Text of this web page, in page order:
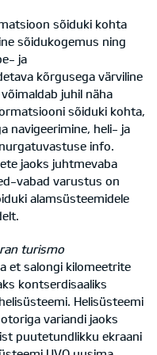
sõiduki kohta
sõidukogemus ning
ja
kõrgusega värviline
juhil näha
sõiduki kohta,
navigeerimine, heli- ja
info.
jaoks juhtmevaba
vabad varustus on
alamsüsteemidele
turismo
et salongi kilomeetrite
kontserdisaaliks
Helisüsteemi
variandi jaoks
puutetundlikku ekraani